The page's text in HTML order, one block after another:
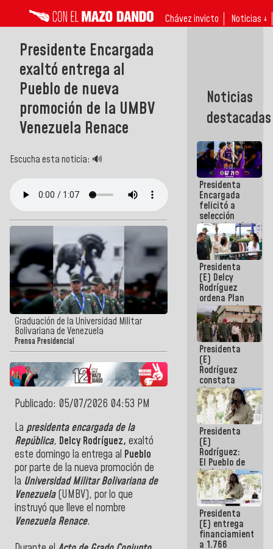
Chávez invicto Noticias ↓
Presidente Encargada
exaltó entrega al
Pueblo de nueva
promoción de la UMBV
Venezuela Renace
Escucha esta noticia: 🔊
Graduación de la Universidad Militar
Bolivariana de Venezuela
Prensa Presidencial
Publicado: 05/07/2026 04:53 PM
La presidenta encargada de la
República, Delcy Rodríguez, exaltó
este domingo la entrega al Pueblo
por parte de la nueva promoción de
la Universidad Militar Bolivariana de
Venezuela(UMBV), por lo que
instruyó que lleve el nombre
Venezuela Renace.
Noticias
destacadas
Presidenta
Encargada
felicitó a
selección
femenina de
baloncesto
por su
clasificación
a la
AmeriCup
2027
Presidenta
(E) Delcy
Rodríguez
ordena Plan
maestro de
desarrollo
logístico y
turístico
para La
Guaira
Presidenta
(E)
Rodríguez
constata
obras de
rehabilitación
de Escuela
Militar de
Mamo en La
Guaira
Presidenta
(E)
Rodríguez:
El Pueblo de
La Guaira
siempre
estará
acompañada
por el
Gobierno
Nacional
Presidenta
(E) entrega
financiamientos
a 1.766